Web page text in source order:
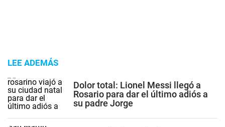
LEE ADEMÁS
Dolor total: Lionel Messi llegó a
Rosario para dar el último adiós a
su padre Jorge